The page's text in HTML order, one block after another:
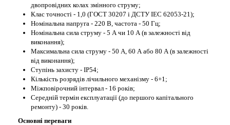
двопровідних колах змінного струму;
Клас точності - 1,0 (ГОСТ 30207 і ДСТУ IЕC 62053-21);
Номінальна напруга - 220 В, частота - 50 Гц;
Номінальна сила струму - 5 А чи 10 А (в залежності від
виконання);
Максимальна сила струму - 50 А, 60 А або 80 А (в залежності
від виконання);
Ступінь захисту - ІР54;
Кількість розрядів лічильного механізму - 6+1;
Міжповірочний інтервал - 16 років;
Середній термін експлуатації (до першого капітального
ремонту) - 30 років.
Основні переваги